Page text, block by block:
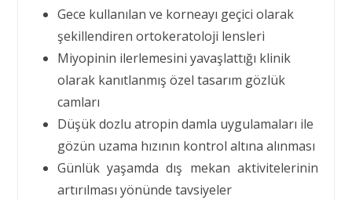
Gece kullanılan ve korneayı geçici olarak
şekillendiren ortokeratoloji lensleri
Miyopinin ilerlemesini yavaşlattığı klinik
olarak kanıtlanmış özel tasarım gözlük
camları
Düşük dozlu atropin damla uygulamaları ile
gözün uzama hızının kontrol altına alınması
Günlük yaşamda dış mekan aktivitelerinin
artırılması yönünde tavsiyeler